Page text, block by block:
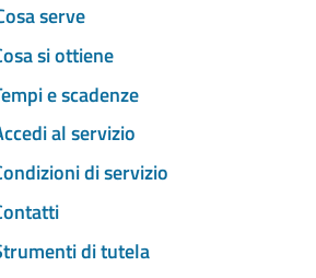
serve
si ottiene
e scadenze
al servizio
di servizio
di tutela